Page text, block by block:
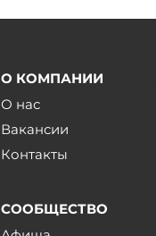
О КОМПАНИИ
О нас
Вакансии
Контакты
СООБЩЕСТВО